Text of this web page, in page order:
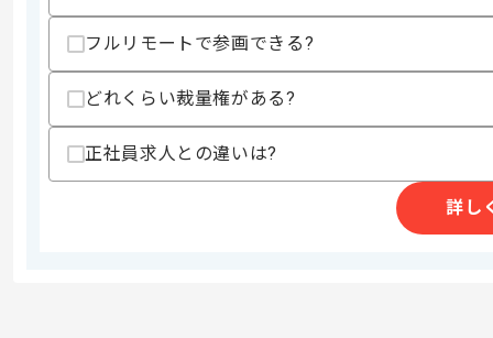
スキル
・マニュアル作成経験
・請求処理、経理補助等のバックオフィ
・基本的なPCスキル（Excel、
歓迎スキル
・Backlog、Slack利用経験
上記に似た経験やスキルをお持ちであれば
フルリモートで参画できる?
どれくらい裁量権がある?
正社員求人との違いは?
詳し